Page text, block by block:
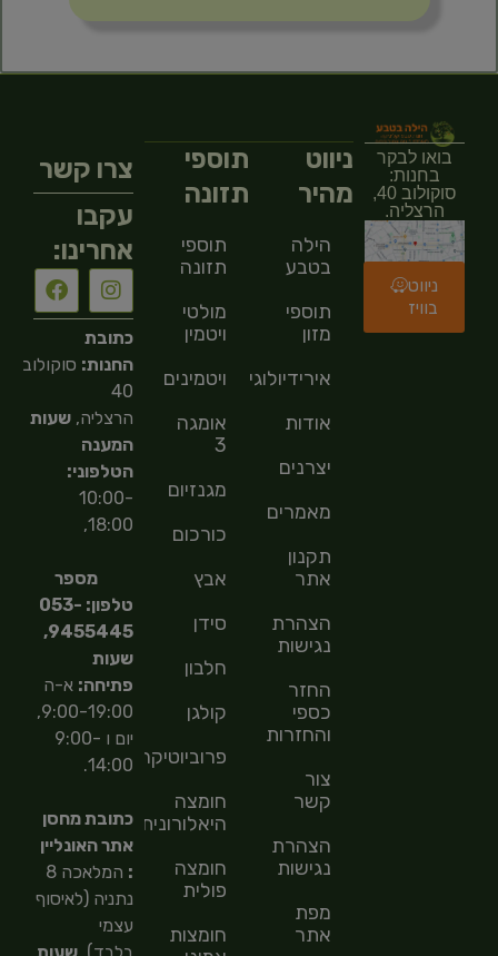
בואו לבקר
בחנות:
סוקולוב 40,
הרצליה.
ניווט
בוויז
ניווט
מהיר
הילה
בטבע
תוספי
מזון
אירידיולוגיה
אודות
יצרנים
מאמרים
תקנון
אתר
הצהרת
נגישות
החזר
כספי
והחזרות
צור
קשר
הצהרת
נגישות
מפת
אתר
תוספי
תזונה
תוספי
תזונה
מולטי
ויטמין
ויטמינים
אומגה
3
מגנזיום
כורכום
אבץ
סידן
חלבון
קולגן
פרוביוטיקה
חומצה
היאלורונית
חומצה
פולית
חומצות
צרו קשר
עקבו
אחרינו:
כתובת
החנות: סוקולוב
40
הרצליה,שעות
המענה
הטלפוני:
10:00-
18:00,
מספר
טלפון: 053-
9455445,
שעות
פתיחה: א-ה
9:00-19:00,
יום ו 9:00-
14:00.
כתובת מחסן
אתר האונליין
:
המלאכה 8
נתניה (לאיסוף
עצמי